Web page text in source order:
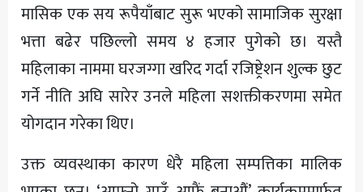
मासिक एक सय रूपैयाँबाट सुरू भएको सामाजिक सुरक्षा
भत्ता बढेर पछिल्लो समय ४ हजार पुगेको छ। यस्तै
महिलाका नाममा घरजग्गा खरिद गर्दा रजिष्ट्रेशन शुल्क छुट
गर्ने नीति अघि सारेर उनले महिला सशक्तीकरणमा समेत
योगदान गरेका थिए।
उक्त व्यवस्थाका कारण धेरै महिला सम्पत्तिका मालिक